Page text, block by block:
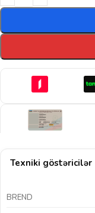
Texniki göstəricilər
BREND